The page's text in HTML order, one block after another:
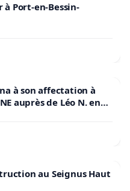
Port-en-Bessin-
à son affectation à
auprès de Léo N. en
au Seignus Haut